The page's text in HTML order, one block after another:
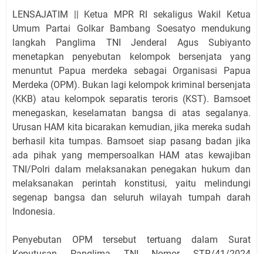
LENSAJATIM || Ketua MPR RI sekaligus Wakil Ketua
Umum Partai Golkar Bambang Soesatyo mendukung
langkah Panglima TNI Jenderal Agus Subiyanto
menetapkan penyebutan kelompok bersenjata yang
menuntut Papua merdeka sebagai Organisasi Papua
Merdeka (OPM). Bukan lagi kelompok kriminal bersenjata
(KKB) atau kelompok separatis teroris (KST). Bamsoet
menegaskan, keselamatan bangsa di atas segalanya.
Urusan HAM kita bicarakan kemudian, jika mereka sudah
berhasil kita tumpas. Bamsoet siap pasang badan jika
ada pihak yang mempersoalkan HAM atas kewajiban
TNI/Polri dalam melaksanakan penegakan hukum dan
melaksanakan perintah konstitusi, yaitu melindungi
segenap bangsa dan seluruh wilayah tumpah darah
Indonesia.
Penyebutan OPM tersebut tertuang dalam Surat